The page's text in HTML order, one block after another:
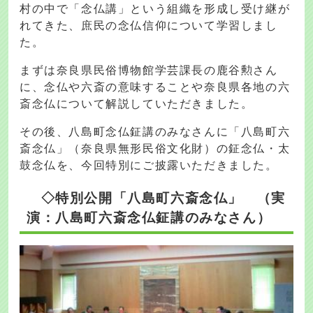
村の中で「念仏講」という組織を形成し受け継が
れてきた、庶民の念仏信仰について学習しまし
た。
まずは奈良県民俗博物館学芸課長の鹿谷勲さん
に、念仏や六斎の意味することや奈良県各地の六
斎念仏について解説していただきました。
その後、八島町念仏鉦講のみなさんに「八島町六
斎念仏」（奈良県無形民俗文化財）の鉦念仏・太
鼓念仏を、今回特別にご披露いただきました。
◇特別公開「八島町六斎念仏」 （実
演：八島町六斎念仏鉦講のみなさん）